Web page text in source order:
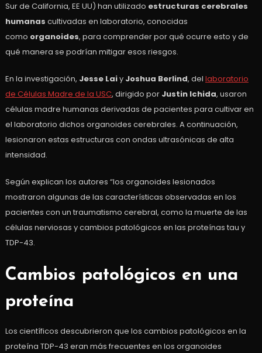
Sur de California, EE UU) han utilizado estructuras cerebrales
humanas cultivadas en laboratorio, conocidas
como organoides, para comprender por qué ocurre esto y de
qué manera se podrían mitigar esos riesgos.
En la investigación, Jesse Laiy Joshua Berlind, del laboratorio
de Células Madre de la USC, dirigido por Justin Ichida, usaron
células madre humanas derivadas de pacientes para cultivar en
el laboratorio dichos organoides cerebrales. A continuación,
lesionaron estas estructuras con ondas ultrasónicas de alta
intensidad.
Según explican los autores “los organoides lesionados
mostraron algunas de las características observadas en los
pacientes con un traumatismo cerebral, como la muerte de las
células nerviosas y cambios patológicos en las proteínas tau y
TDP-43.
Cambios patológicos en una
proteína
Los científicos descubrieron que los cambios patológicos en la
proteína TDP-43 eran más frecuentes en los organoides